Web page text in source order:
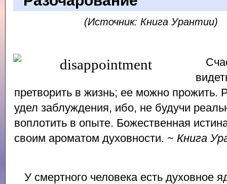
(Источник: Книга Урантии)
претворить в жизнь; ее можно прожить.
удел заблуждения, ибо, не будучи
воплотить в опыте. Божественная
своим ароматом духовности. ~ Книга
У смертного человека есть духовное